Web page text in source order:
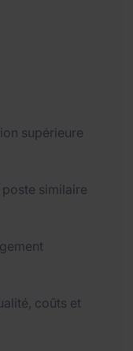
supérieure
similaire
coûts et